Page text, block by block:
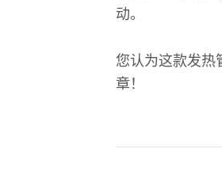
动。
您认为这款发热
章！